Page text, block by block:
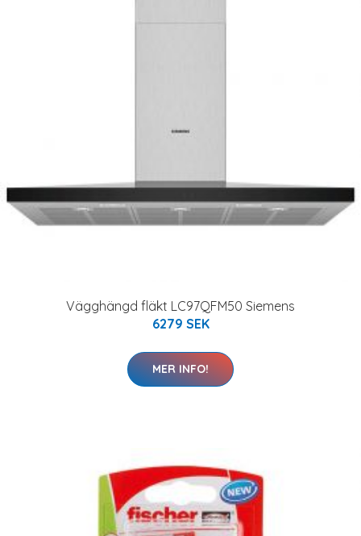
Vägghängd fläkt LC97QFM50 Siemens
6279 SEK
MER INFO!